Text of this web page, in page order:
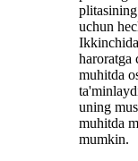
uchun
muhitda
uning
muhitda
mumkin.